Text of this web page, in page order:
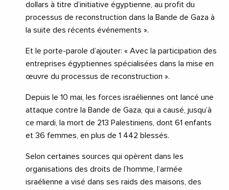
dollars à titre d’initiative égyptienne, au profit du
processus de reconstruction dans la Bande de Gaza à
la suite des récents événements ».
Et le porte-parole d’ajouter: « Avec la participation des
entreprises égyptiennes spécialisées dans la mise en
œuvre du processus de reconstruction ».
Depuis le 10 mai, les forces israéliennes ont lancé une
attaque contre la Bande de Gaza, qui a causé, jusqu’à
ce mardi, la mort de 213 Palestiniens, dont 61 enfants
et 36 femmes, en plus de 1 442 blessés.
Selon certaines sources qui opèrent dans les
organisations des droits de l’homme, l’armée
israélienne a visé dans ses raids des maisons, des